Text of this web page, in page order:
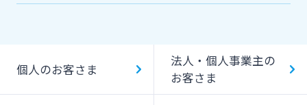
個人のお客さま
法人・個人事業主の
お客さま